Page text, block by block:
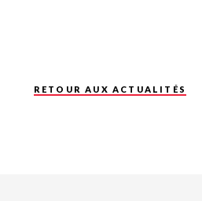
RETOUR AUX ACTUALITÉS